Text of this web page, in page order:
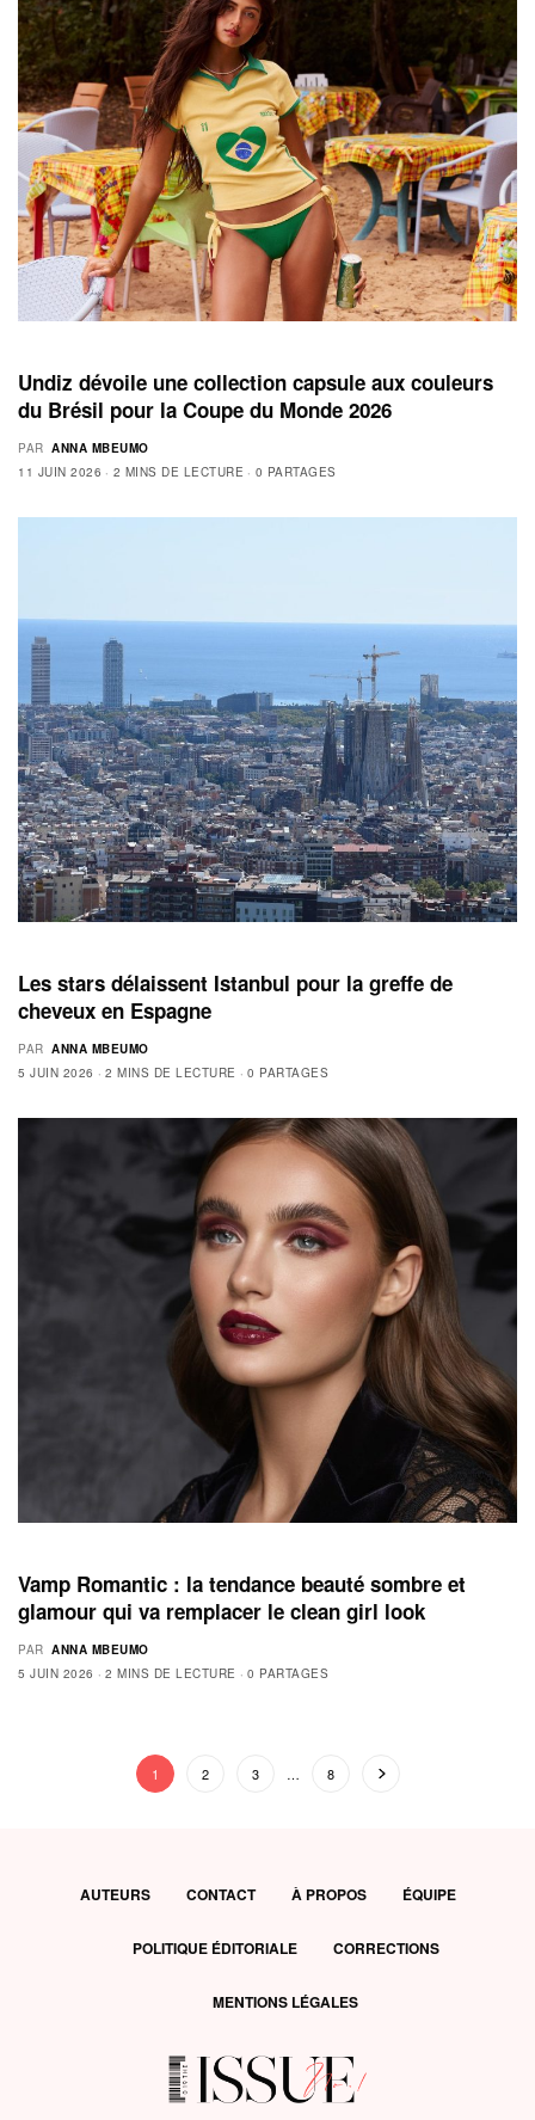
Undiz dévoile une collection capsule aux couleurs
du Brésil pour la Coupe du Monde 2026
PAR ANNA MBEUMO
11 JUIN 2026
2 MINS DE LECTURE 0 PARTAGES
Les stars délaissent Istanbul pour la greffe de
cheveux en Espagne
PAR ANNA MBEUMO
5 JUIN 2026
2 MINS DE LECTURE 0 PARTAGES
Vamp Romantic : la tendance beauté sombre et
glamour qui va remplacer le clean girl look
PAR ANNA MBEUMO
5 JUIN 2026
2 MINS DE LECTURE 0 PARTAGES
1 2 3 … 8
AUTEURS CONTACT À PROPOS ÉQUIPE
POLITIQUE ÉDITORIALE CORRECTIONS
MENTIONS LÉGALES